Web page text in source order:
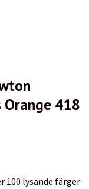
418
100 lysande färger